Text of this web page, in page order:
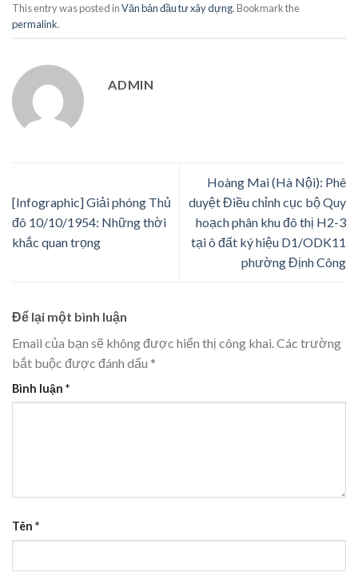
This entry was posted inVăn bản đầu tư xây dựng. Bookmark the
permalink.
ADMIN
[Infographic] Giải phóng Thủ
đô 10/10/1954: Những thời
khắc quan trọng
Hoàng Mai (Hà Nội): Phê
duyệt Điều chỉnh cục bộ Quy
hoạch phân khu đô thị H2-3
tại ô đất ký hiệu D1/ODK11
phường Định Công
Để lại một bình luận
Email của bạn sẽ không được hiển thị công khai. Các trường
bắt buộc được đánh dấu *
Bình luận *
Tên *